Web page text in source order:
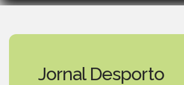
Jornal Desporto